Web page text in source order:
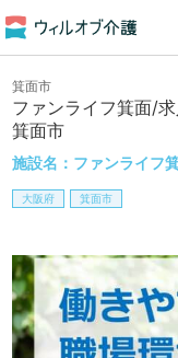
ファンライフ箕面/
箕面市
施設名： ファンライフ
箕面市
大阪府 箕面市